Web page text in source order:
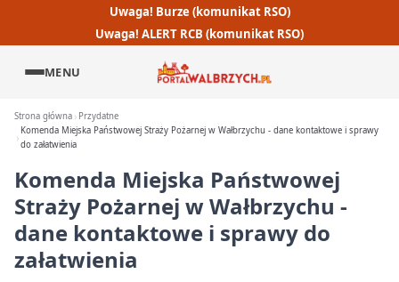
Uwaga! Burze (komunikat RSO)
Uwaga! ALERT RCB (komunikat RSO)
MENU
Strona główna
Przydatne
Komenda Miejska Państwowej Straży Pożarnej w Wałbrzychu - dane kontaktowe i sprawy
do załatwienia
Komenda Miejska Państwowej
Straży Pożarnej w Wałbrzychu -
dane kontaktowe i sprawy do
załatwienia